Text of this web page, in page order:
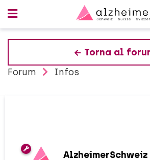
Torna al
Forum
Infos
AlzheimerSchweiz